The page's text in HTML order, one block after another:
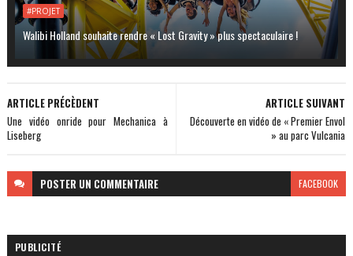
#PROJET
Walibi Holland souhaite rendre « Lost Gravity » plus spectaculaire !
ARTICLE SUIVANT
Découverte en vidéo de « Premier Envol
» au parc Vulcania
ARTICLE PRÉCÈDENT
Une vidéo onride pour Mechanica à
Liseberg
POSTER UN COMMENTAIRE FACEBOOK
PUBLICITÉ